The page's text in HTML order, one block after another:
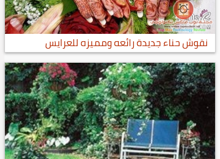
نقوش حناء جديدة رائعه ومميزه للعرايس